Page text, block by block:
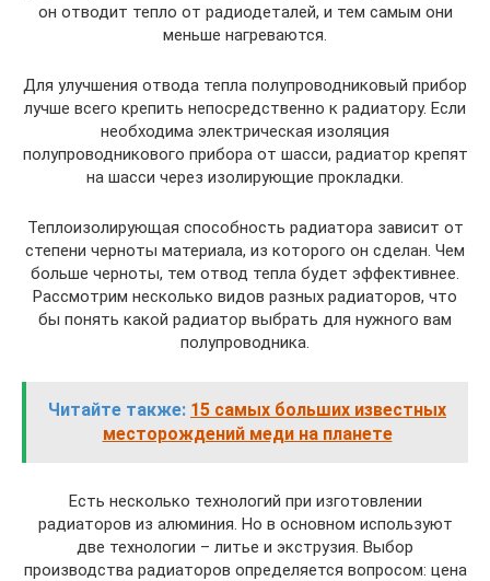
он отводит тепло от радиодеталей, и тем самым они
меньше нагреваются.
Для улучшения отвода тепла полупроводниковый прибор
лучше всего крепить непосредственно к радиатору. Если
необходима электрическая изоляция
полупроводникового прибора от шасси, радиатор крепят
на шасси через изолирующие прокладки.
Теплоизолирующая способность радиатора зависит от
степени черноты материала, из которого он сделан. Чем
больше черноты, тем отвод тепла будет эффективнее.
Рассмотрим несколько видов разных радиаторов, что
бы понять какой радиатор выбрать для нужного вам
полупроводника.
Читайте также: 15 самых больших известных
месторождений меди на планете
Есть несколько технологий при изготовлении
радиаторов из алюминия. Но в основном используют
две технологии – литье и экструзия. Выбор
производства радиаторов определяется вопросом: цена